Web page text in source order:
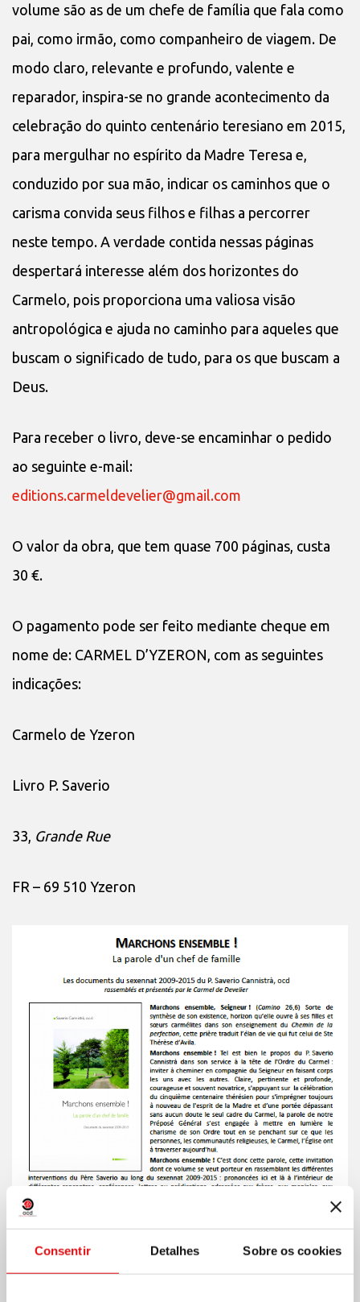
Consentir Detalhes Sobre os cookies
volume são as de um chefe de família que fala como
pai, como irmão, como companheiro de viagem. De
modo claro, relevante e profundo, valente e
reparador, inspira-se no grande acontecimento da
celebração do quinto centenário teresiano em 2015,
para mergulhar no espírito da Madre Teresa e,
conduzido por sua mão, indicar os caminhos que o
carisma convida seus filhos e filhas a percorrer
neste tempo. A verdade contida nessas páginas
despertará interesse além dos horizontes do
Carmelo, pois proporciona uma valiosa visão
antropológica e ajuda no caminho para aqueles que
buscam o significado de tudo, para os que buscam a
Deus.
Para receber o livro, deve-se encaminhar o pedido
ao seguinte e-mail:
editions.carmeldevelier@gmail.com
O valor da obra, que tem quase 700 páginas, custa
30 €.
O pagamento pode ser feito mediante cheque em
nome de: CARMEL D’YZERON, com as seguintes
indicações:
Carmelo de Yzeron
Livro P. Saverio
33, Grande Rue
FR – 69 510 Yzeron